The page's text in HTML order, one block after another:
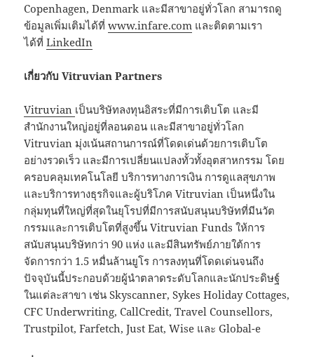
Copenhagen, Denmark และมีสาขาอยู่ทั่วโลก สามารถดู
ข้อมูลเพิ่มเติมได้ที่www.infare.com และติดตามเรา
ได้ที่LinkedIn
เกี่ยวกับ Vitruvian Partners
Vitruvian เป็นบริษัทลงทุนอิสระที่มีการเติบโต และมี
สำนักงานใหญ่อยู่ที่ลอนดอน และมีสาขาอยู่ทั่วโลก
Vitruvian มุ่งเน้นสถานการณ์ที่โดดเด่นด้วยการเติบโต
อย่างรวดเร็ว และมีการเปลี่ยนแปลงทั้วทั้งอุตสาหกรรม โดย
ครอบคลุมเทคโนโลยี บริการทางการเงิน การดูแลสุขภาพ
และบริการทางธุรกิจและผู้บริโภค Vitruvian เป็นหนึ่งใน
กลุ่มทุนที่ใหญ่ที่สุดในยุโรปที่มีการสนับสนุนบริษัทที่มีนวัต
กรรมและการเติบโตที่สูงขึ้น Vitruvian Funds ให้การ
สนับสนุนบริษัทกว่า 90 แห่ง และมีสินทรัพย์ภายใต้การ
จัดการกว่า 1.5 หมื่นล้านยูโร การลงทุนที่โดดเด่นจนถึง
ปัจจุบันนี้ประกอบด้วยผู้นำตลาดระดับโลกและนักประดิษฐ์
ในแต่ละสาขา เช่น Skyscanner, Sykes Holiday Cottages,
CFC Underwriting, CallCredit, Travel Counsellors,
Trustpilot, Farfetch, Just Eat, Wise และ Global-e